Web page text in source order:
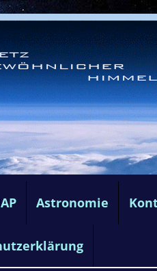
Astronomie